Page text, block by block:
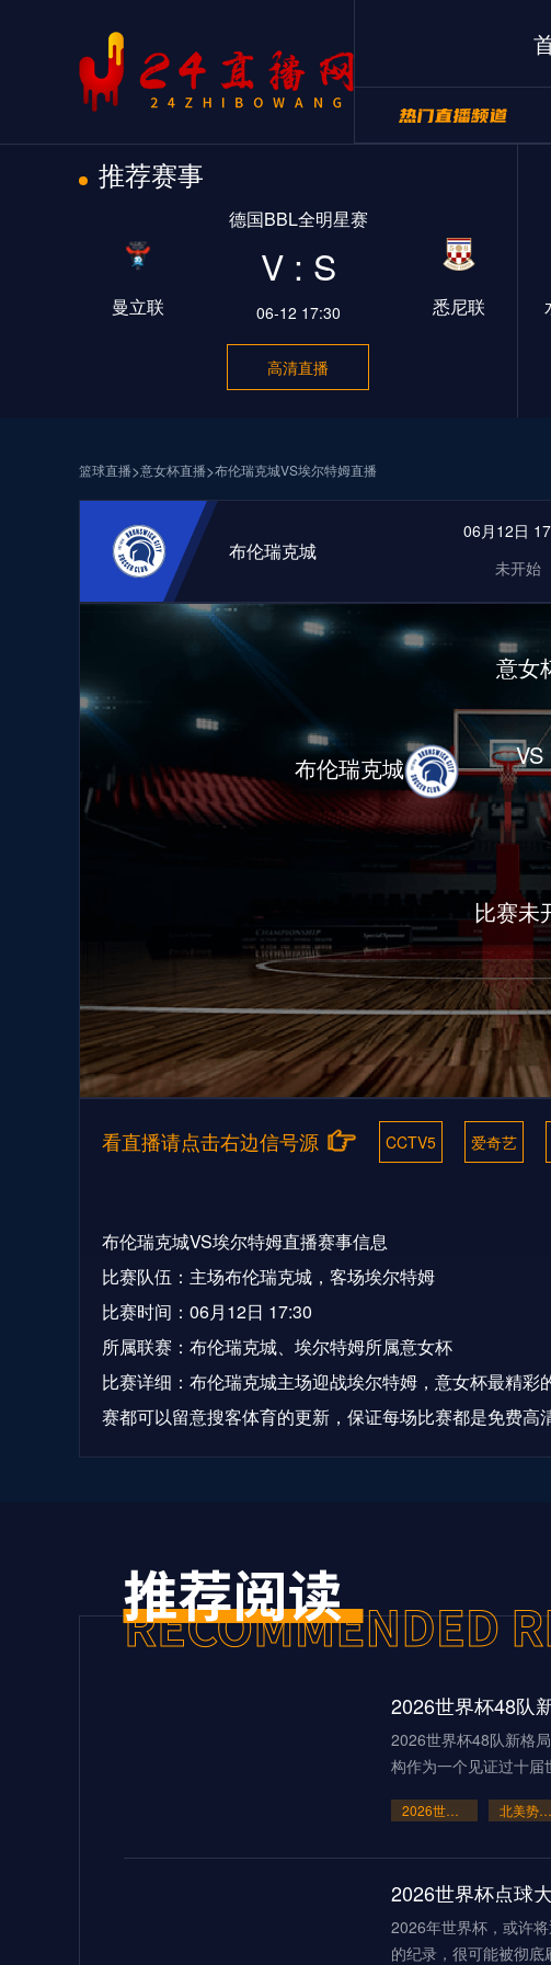
推荐赛事
曼立联
德国BBL全明星赛
V : S
06-12 17:30 悉尼联
高清直播
篮球直播>意女杯直播>布伦瑞克城VS埃尔特姆直播
布伦瑞克城
06月12日
未开始
布伦瑞克城
意女
VS
比赛未
看直播请点击右边信号源 CCTV5 爱奇艺
布伦瑞克城VS埃尔特姆直播赛事信息
比赛队伍：主场布伦瑞克城，客场埃尔特姆
比赛时间：06月12日 17:30
所属联赛：布伦瑞克城、埃尔特姆所属意女杯
比赛详细：布伦瑞克城主场迎战埃尔特姆，意女杯最精
赛都可以留意搜客体育的更新，保证每场比赛都是免费高
2026世界杯48队新格
构作为一个见证过十届
2026世界杯48队新格局：美加墨共筑足球盛宴
北美势力版图全面重构
2026世界杯点球
2026年世界杯，或许
的纪录，很可能被彻底